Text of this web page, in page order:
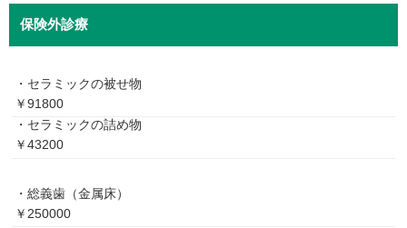
保険外診療
・セラミックの被せ物
￥91800
・セラミックの詰め物
￥43200
・総義歯（金属床）
￥250000